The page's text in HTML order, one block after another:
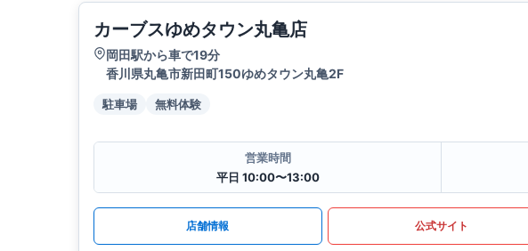
カーブスゆめタウン丸亀店
岡田駅から車で19分
香川県丸亀市新田町150ゆめタウン丸亀2F
駐車場 無料体験
営業時間
平日 10:00〜13:00
店舗情報 公式サイト